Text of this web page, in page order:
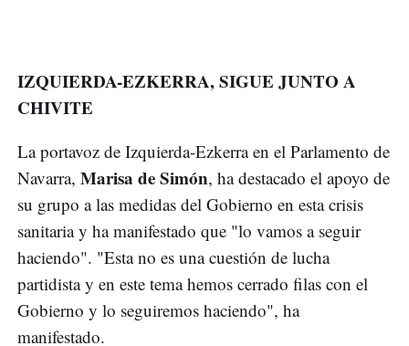
IZQUIERDA-EZKERRA, SIGUE JUNTO A
CHIVITE
La portavoz de Izquierda-Ezkerra en el Parlamento de
Navarra, Marisa de Simón, ha destacado el apoyo de
su grupo a las medidas del Gobierno en esta crisis
sanitaria y ha manifestado que "lo vamos a seguir
haciendo". "Esta no es una cuestión de lucha
partidista y en este tema hemos cerrado filas con el
Gobierno y lo seguiremos haciendo", ha
manifestado.